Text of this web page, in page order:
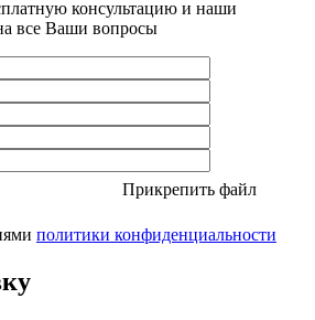
консультацию и наши
все Ваши вопросы
Прикрепить файл
политики конфиденциальности